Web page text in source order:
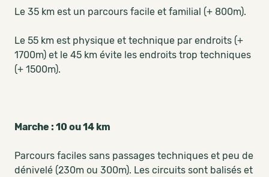
Le 35 km est un parcours facile et familial (+ 800m).
Le 55 km est physique et technique par endroits (+
1700m) et le 45 km évite les endroits trop techniques
(+ 1500m).
Marche : 10 ou 14 km
Parcours faciles sans passages techniques et peu de
dénivelé (230m ou 300m). Les circuits sont balisés et